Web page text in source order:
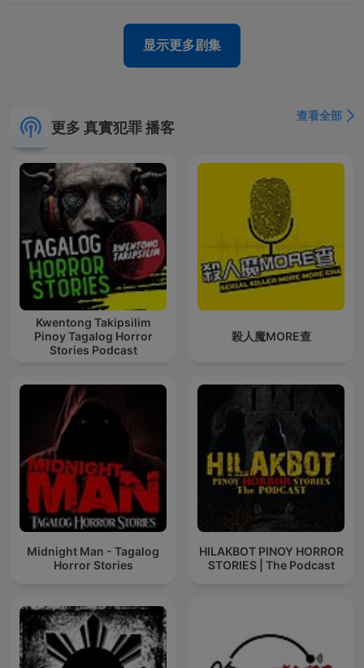
显示更多剧集
更多 真實犯罪 播客
查看全部
Kwentong Takipsilim
Pinoy Tagalog Horror
Stories Podcast
殺人魔MORE查
Midnight Man - Tagalog
Horror Stories
HILAKBOT PINOY HORROR
STORIES | The Podcast